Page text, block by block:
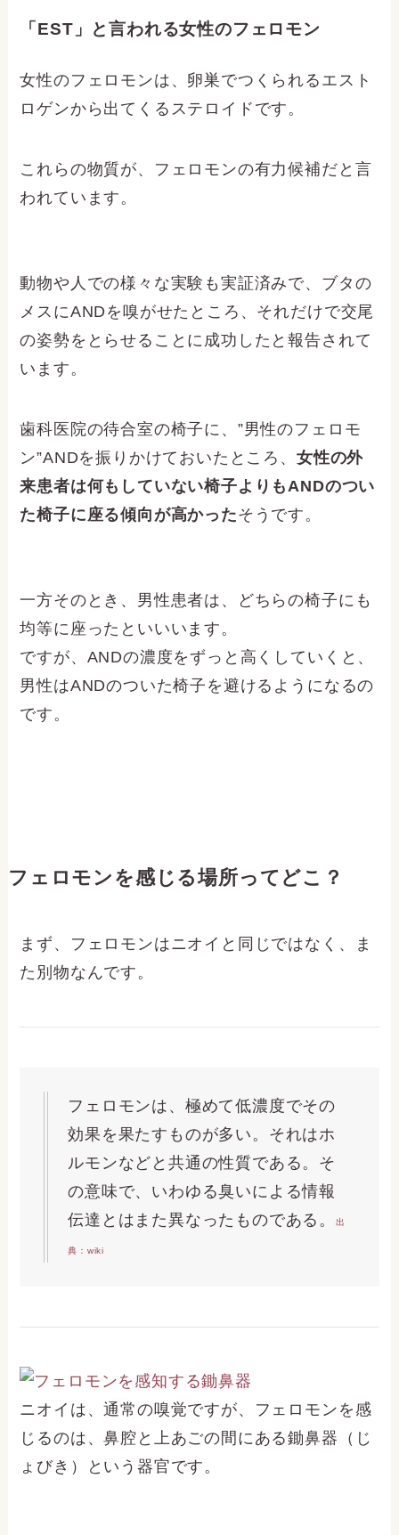
「EST」と言われる女性のフェロモン
女性のフェロモンは、卵巣でつくられるエスト
ロゲンから出てくるステロイドです。
これらの物質が、フェロモンの有力候補だと言
われています。
動物や人での様々な実験も実証済みで、ブタの
メスにANDを嗅がせたところ、それだけで交尾
の姿勢をとらせることに成功したと報告されて
います。
歯科医院の待合室の椅子に、”男性のフェロモ
ン”ANDを振りかけておいたところ、 女性の外
来患者は何もしていない椅子よりもANDのつい
た椅子に座る傾向が高かったそうです。
一方そのとき、男性患者は、どちらの椅子にも
均等に座ったといいいます。
ですが、ANDの濃度をずっと高くしていくと、
男性はANDのついた椅子を避けるようになるの
です。
フェロモンを感じる場所ってどこ？
まず、フェロモンはニオイと同じではなく、ま
た別物なんです。
フェロモンは、極めて低濃度でその
効果を果たすものが多い。それはホ
ルモンなどと共通の性質である。そ
の意味で、いわゆる臭いによる情報
伝達とはまた異なったものである。出
典：wiki
ニオイは、通常の嗅覚ですが、フェロモンを感
じるのは、鼻腔と上あごの間にある鋤鼻器（じ
ょびき）という器官です。